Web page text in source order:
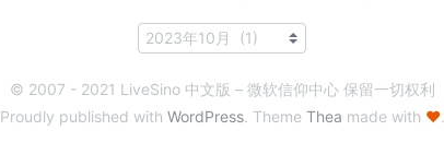
© 2007 - 2021 LiveSino 中文版 – 微软信仰中心 保留一切权利
Proudly published with WordPress. Theme Thea made with ♥.